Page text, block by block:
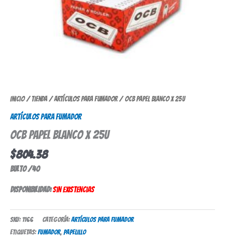
Inicio/Tienda/Artículos para fumador/ OCB PAPEL BLANCO X 25U
Artículos para fumador
OCB PAPEL BLANCO X 25U
$804.38
Bulto /40
Disponibilidad:Sin existencias
SKU: 1166 Categoría:Artículos para fumador
Etiquetas:fumador, papelillo